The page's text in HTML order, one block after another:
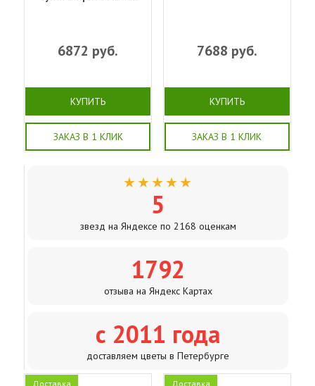
6872 руб.
КУПИТЬ
ЗАКАЗ В 1 КЛИК
7688 руб.
КУПИТЬ
ЗАКАЗ В 1 КЛИК
★★★★★
5
звезд на Яндексе по 2168 оценкам
1792
отзыва на Яндекс Картах
с 2011 года
доставляем цветы в Петербурге
Доставка
Доставка